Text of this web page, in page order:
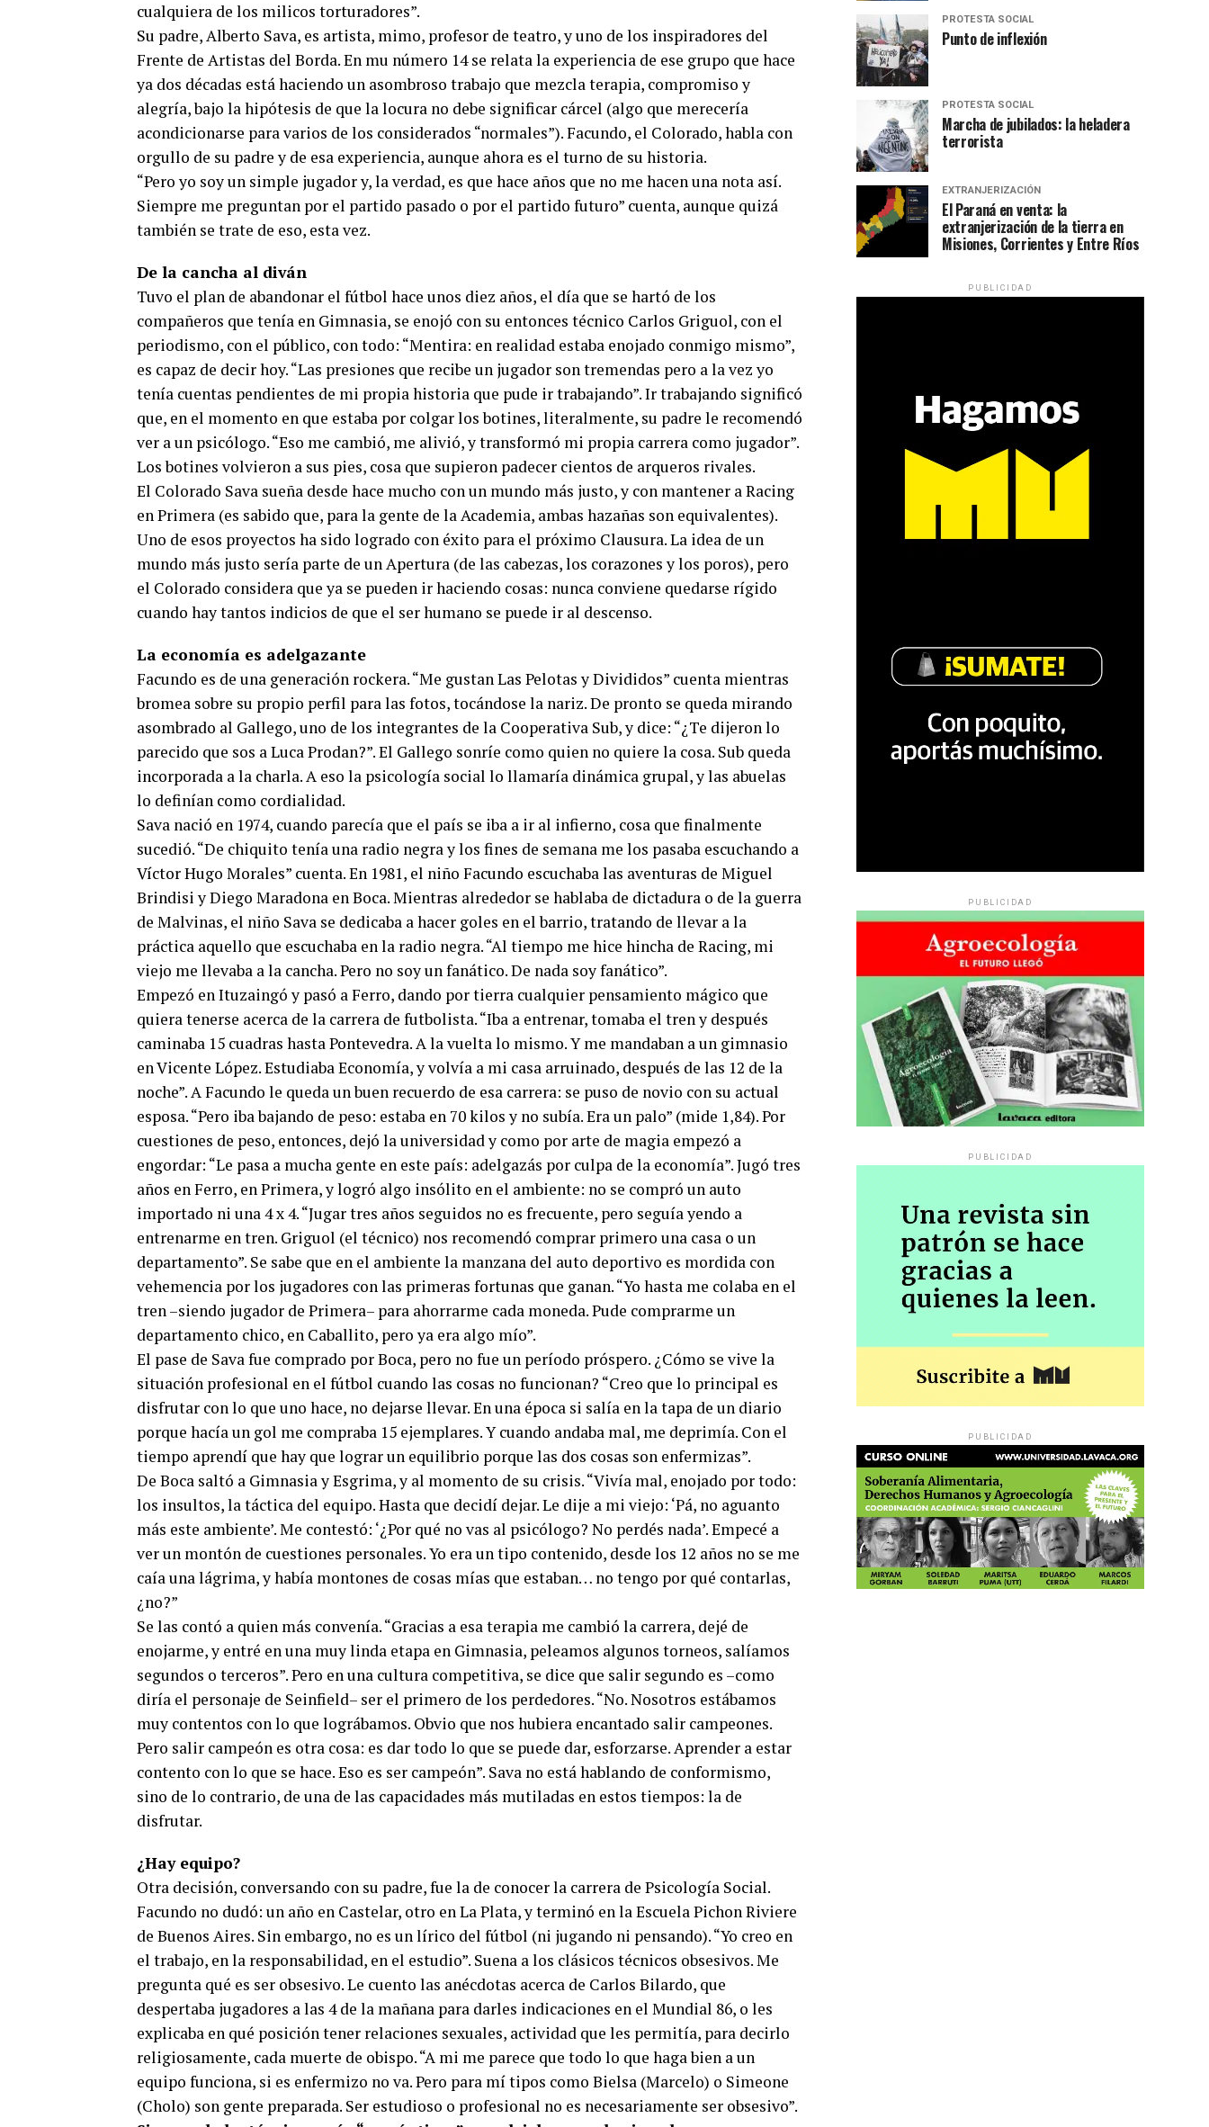
cualquiera de los milicos torturadores”.
Su padre, Alberto Sava, es artista, mimo, profesor de teatro, y uno de los inspiradores del
Frente de Artistas del Borda. En mu número 14 se relata la experiencia de ese grupo que hace
ya dos décadas está haciendo un asombroso trabajo que mezcla terapia, compromiso y
alegría, bajo la hipótesis de que la locura no debe significar cárcel (algo que merecería
acondicionarse para varios de los considerados “normales”). Facundo, el Colorado, habla con
orgullo de su padre y de esa experiencia, aunque ahora es el turno de su historia.
“Pero yo soy un simple jugador y, la verdad, es que hace años que no me hacen una nota así.
Siempre me preguntan por el partido pasado o por el partido futuro” cuenta, aunque quizá
también se trate de eso, esta vez.
De la cancha al diván
Tuvo el plan de abandonar el fútbol hace unos diez años, el día que se hartó de los
compañeros que tenía en Gimnasia, se enojó con su entonces técnico Carlos Griguol, con el
periodismo, con el público, con todo: “Mentira: en realidad estaba enojado conmigo mismo”,
es capaz de decir hoy. “Las presiones que recibe un jugador son tremendas pero a la vez yo
tenía cuentas pendientes de mi propia historia que pude ir trabajando”. Ir trabajando significó
que, en el momento en que estaba por colgar los botines, literalmente, su padre le recomendó
ver a un psicólogo. “Eso me cambió, me alivió, y transformó mi propia carrera como jugador”.
Los botines volvieron a sus pies, cosa que supieron padecer cientos de arqueros rivales.
El Colorado Sava sueña desde hace mucho con un mundo más justo, y con mantener a Racing
en Primera (es sabido que, para la gente de la Academia, ambas hazañas son equivalentes).
Uno de esos proyectos ha sido logrado con éxito para el próximo Clausura. La idea de un
mundo más justo sería parte de un Apertura (de las cabezas, los corazones y los poros), pero
el Colorado considera que ya se pueden ir haciendo cosas: nunca conviene quedarse rígido
cuando hay tantos indicios de que el ser humano se puede ir al descenso.
La economía es adelgazante
Facundo es de una generación rockera. “Me gustan Las Pelotas y Divididos” cuenta mientras
bromea sobre su propio perfil para las fotos, tocándose la nariz. De pronto se queda mirando
asombrado al Gallego, uno de los integrantes de la Cooperativa Sub, y dice: “¿Te dijeron lo
parecido que sos a Luca Prodan?”. El Gallego sonríe como quien no quiere la cosa. Sub queda
incorporada a la charla. A eso la psicología social lo llamaría dinámica grupal, y las abuelas
lo definían como cordialidad.
Sava nació en 1974, cuando parecía que el país se iba a ir al infierno, cosa que finalmente
sucedió. “De chiquito tenía una radio negra y los fines de semana me los pasaba escuchando a
Víctor Hugo Morales” cuenta. En 1981, el niño Facundo escuchaba las aventuras de Miguel
Brindisi y Diego Maradona en Boca. Mientras alrededor se hablaba de dictadura o de la guerra
de Malvinas, el niño Sava se dedicaba a hacer goles en el barrio, tratando de llevar a la
práctica aquello que escuchaba en la radio negra. “Al tiempo me hice hincha de Racing, mi
viejo me llevaba a la cancha. Pero no soy un fanático. De nada soy fanático”.
Empezó en Ituzaingó y pasó a Ferro, dando por tierra cualquier pensamiento mágico que
quiera tenerse acerca de la carrera de futbolista. “Iba a entrenar, tomaba el tren y después
caminaba 15 cuadras hasta Pontevedra. A la vuelta lo mismo. Y me mandaban a un gimnasio
en Vicente López. Estudiaba Economía, y volvía a mi casa arruinado, después de las 12 de la
noche”. A Facundo le queda un buen recuerdo de esa carrera: se puso de novio con su actual
esposa. “Pero iba bajando de peso: estaba en 70 kilos y no subía. Era un palo” (mide 1,84). Por
cuestiones de peso, entonces, dejó la universidad y como por arte de magia empezó a
engordar: “Le pasa a mucha gente en este país: adelgazás por culpa de la economía”. Jugó tres
años en Ferro, en Primera, y logró algo insólito en el ambiente: no se compró un auto
importado ni una 4 x 4. “Jugar tres años seguidos no es frecuente, pero seguía yendo a
entrenarme en tren. Griguol (el técnico) nos recomendó comprar primero una casa o un
departamento”. Se sabe que en el ambiente la manzana del auto deportivo es mordida con
vehemencia por los jugadores con las primeras fortunas que ganan. “Yo hasta me colaba en el
tren –siendo jugador de Primera– para ahorrarme cada moneda. Pude comprarme un
departamento chico, en Caballito, pero ya era algo mío”.
El pase de Sava fue comprado por Boca, pero no fue un período próspero. ¿Cómo se vive la
situación profesional en el fútbol cuando las cosas no funcionan? “Creo que lo principal es
disfrutar con lo que uno hace, no dejarse llevar. En una época si salía en la tapa de un diario
porque hacía un gol me compraba 15 ejemplares. Y cuando andaba mal, me deprimía. Con el
tiempo aprendí que hay que lograr un equilibrio porque las dos cosas son enfermizas”.
De Boca saltó a Gimnasia y Esgrima, y al momento de su crisis. “Vivía mal, enojado por todo:
los insultos, la táctica del equipo. Hasta que decidí dejar. Le dije a mi viejo: ‘Pá, no aguanto
más este ambiente’. Me contestó: ‘¿Por qué no vas al psicólogo? No perdés nada’. Empecé a
ver un montón de cuestiones personales. Yo era un tipo contenido, desde los 12 años no se me
caía una lágrima, y había montones de cosas mías que estaban… no tengo por qué contarlas,
¿no?”
Se las contó a quien más convenía. “Gracias a esa terapia me cambió la carrera, dejé de
enojarme, y entré en una muy linda etapa en Gimnasia, peleamos algunos torneos, salíamos
segundos o terceros”. Pero en una cultura competitiva, se dice que salir segundo es –como
diría el personaje de Seinfield– ser el primero de los perdedores. “No. Nosotros estábamos
muy contentos con lo que lográbamos. Obvio que nos hubiera encantado salir campeones.
Pero salir campeón es otra cosa: es dar todo lo que se puede dar, esforzarse. Aprender a estar
contento con lo que se hace. Eso es ser campeón”. Sava no está hablando de conformismo,
sino de lo contrario, de una de las capacidades más mutiladas en estos tiempos: la de
disfrutar.
¿Hay equipo?
Otra decisión, conversando con su padre, fue la de conocer la carrera de Psicología Social.
Facundo no dudó: un año en Castelar, otro en La Plata, y terminó en la Escuela Pichon Riviere
de Buenos Aires. Sin embargo, no es un lírico del fútbol (ni jugando ni pensando). “Yo creo en
el trabajo, en la responsabilidad, en el estudio”. Suena a los clásicos técnicos obsesivos. Me
pregunta qué es ser obsesivo. Le cuento las anécdotas acerca de Carlos Bilardo, que
despertaba jugadores a las 4 de la mañana para darles indicaciones en el Mundial 86, o les
explicaba en qué posición tener relaciones sexuales, actividad que les permitía, para decirlo
religiosamente, cada muerte de obispo. “A mi me parece que todo lo que haga bien a un
equipo funciona, si es enfermizo no va. Pero para mí tipos como Bielsa (Marcelo) o Simeone
(Cholo) son gente preparada. Ser estudioso o profesional no es necesariamente ser obsesivo”.
PROTESTA SOCIAL
Punto de inflexión
PROTESTA SOCIAL
Marcha de jubilados: la heladera
terrorista
EXTRANJERIZACIÓN
El Paraná en venta: la
extranjerización de la tierra en
Misiones, Corrientes y Entre Ríos
PUBLICIDAD
PUBLICIDAD
PUBLICIDAD
PUBLICIDAD